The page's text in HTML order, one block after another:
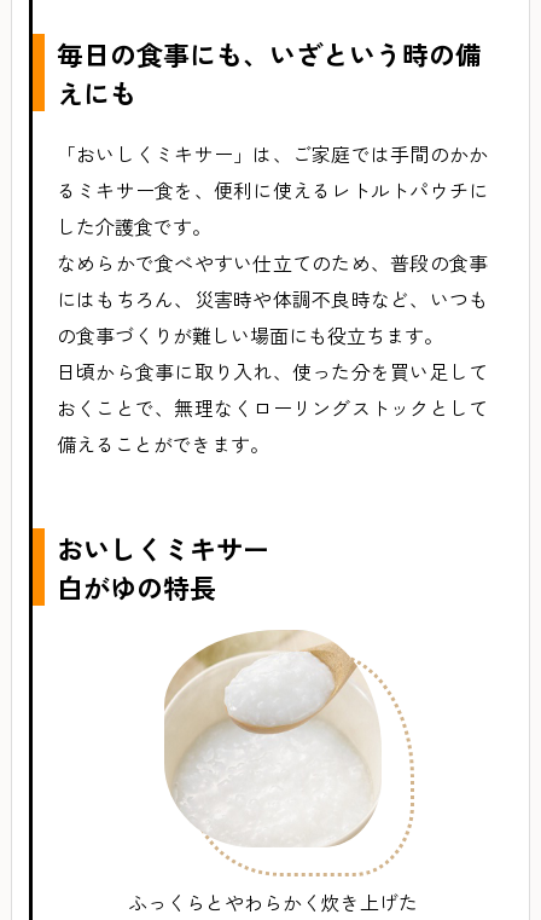
毎日の食事にも、いざという時の備
えにも
「おいしくミキサー」は、ご家庭では手間のかか
るミキサー食を、便利に使えるレトルトパウチに
した介護食です。
なめらかで食べやすい仕立てのため、普段の食事
にはもちろん、災害時や体調不良時など、いつも
の食事づくりが難しい場面にも役立ちます。
日頃から食事に取り入れ、使った分を買い足して
おくことで、無理なくローリングストックとして
備えることができます。
おいしくミキサー
白がゆの特長
ふっくらとやわらかく炊き上げた